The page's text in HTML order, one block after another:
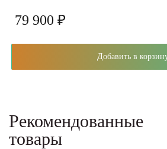
79 900 ₽
Добавить в
Рекомендованные
товары